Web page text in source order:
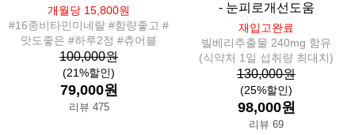
개월당 15,800원
#16종비타민미네랄 #함량좋고 #
맛도좋은 #하루2정 #츄어블
100,000원
(21%할인)
79,000원
리뷰 475
- 눈피로개선도움
재입고완료
빌베리추출물 240mg 함유
(식약처 1일 섭취량 최대치)
130,000원
(25%할인)
98,000원
리뷰 69